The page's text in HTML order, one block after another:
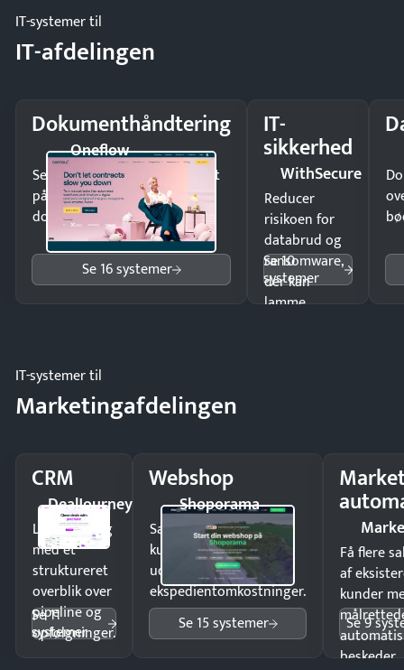
IT-systemer til
IT-afdelingen
Dokumenthåndtering
Oneflow
Send kontrakter til underskrift
på minutter og mist ingen
dokumenter.
Se 16 systemer
IT-
sikkerhed
WithSecure
Reducer
risikoen for
databrud og
ransomware,
der kan
lamme
Se 10
systemer
IT-systemer til
Marketingafdelingen
CRM
DealJourney
Luk flere salg
med et
struktureret
overblik over
pipeline og
opfølgninger.
Se 11
systemer
Webshop
Shoporama
Sælg produkter 24/7 til
kunder i hele landet
uden
ekspedientomkostninger.
Se 15 systemer
Få flere
af
kunder
beskeder.
Se 9